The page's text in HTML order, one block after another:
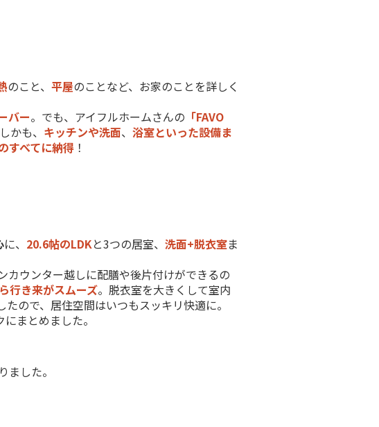
のこと、 平屋のことなど、お家のことを詳しく
バー。でも、アイフルホームさんの 「FAVO
かも、 キッチンや洗面、 浴室といった設備ま
すべてに納得 ！
に、 20.6帖のLDKと3つの居室、 洗面+脱衣室ま
カウンター越しに配膳や後片付けができるの
行き来がスムーズ。脱衣室を大きくして室内
ので、居住空間はいつもスッキリ快適に。
まとめました。
した。